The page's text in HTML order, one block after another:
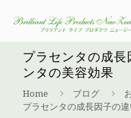
プラセンタの成
ンタの美容効果
Home ブログ
プラセンタの成長因子の